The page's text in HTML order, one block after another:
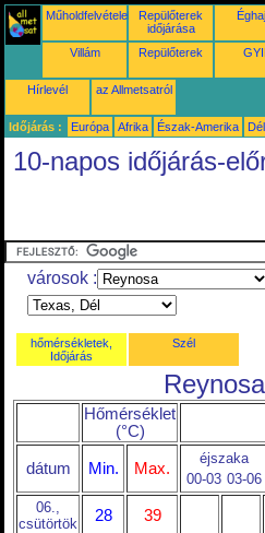
Műholdfelvételek
Repülőterek
időjárása
Villám Repülőterek
Hírlevél az Allmetsatról
Időjárás : Európa Afrika Észak-Amerika
10-napos időjárás-
városok :
hőmérsékletek,
Időjárás
Szél
Hőmérséklet
(°C)
dátum Min. Max.
éjszaka
00-03 03-06
06.,
csütörtök
28 39